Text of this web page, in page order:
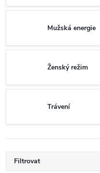
Mužská energie
Ženský režim
Trávení
Filtrovat